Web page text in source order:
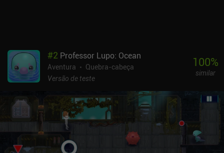
#2 Professor Lupo: Ocean
Aventura
Quebra-cabeça
Versão de teste
100%
similar